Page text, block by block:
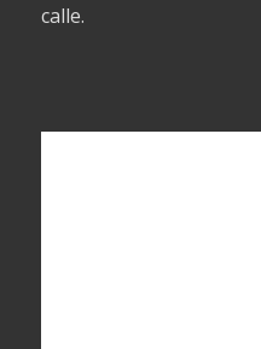
calle.